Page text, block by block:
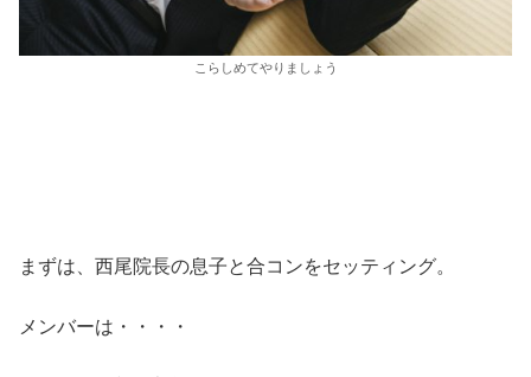
こらしめてやりましょう
まずは、西尾院長の息子と合コンをセッティング。
メンバーは・・・・